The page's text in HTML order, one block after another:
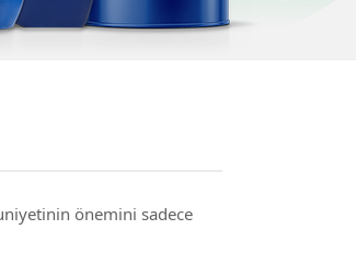
önemini sadece